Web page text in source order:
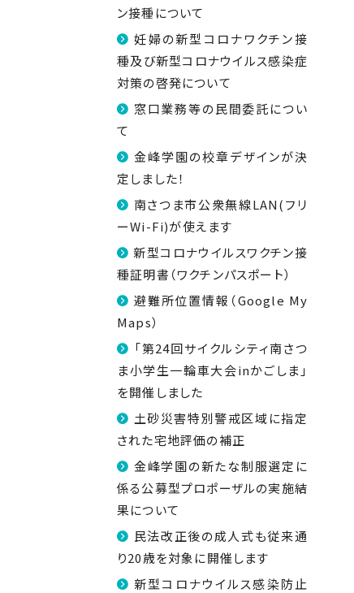
ン接種について
妊婦の新型コロナワクチン接
種及び新型コロナウイルス感染症
対策の啓発について
窓口業務等の民間委託につい
て
金峰学園の校章デザインが決
定しました！
南さつま市公衆無線LAN(フリ
ーWi-Fi)が使えます
新型コロナウイルスワクチン接
種証明書（ワクチンパスポート）
避難所位置情報（Google My
Maps）
「第24回サイクルシティ南さつ
ま小学生一輪車大会inかごしま」
を開催しました
土砂災害特別警戒区域に指定
された宅地評価の補正
金峰学園の新たな制服選定に
係る公募型プロポーザルの実施結
果について
民法改正後の成人式も従来通
り20歳を対象に開催します
新型コロナウイルス感染防止